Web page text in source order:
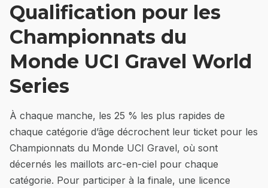
Qualification pour les
Championnats du
Monde UCI Gravel World
Series
À chaque manche, les 25 % les plus rapides de
chaque catégorie d’âge décrochent leur ticket pour les
Championnats du Monde UCI Gravel, où sont
décernés les maillots arc-en-ciel pour chaque
catégorie. Pour participer à la finale, une licence